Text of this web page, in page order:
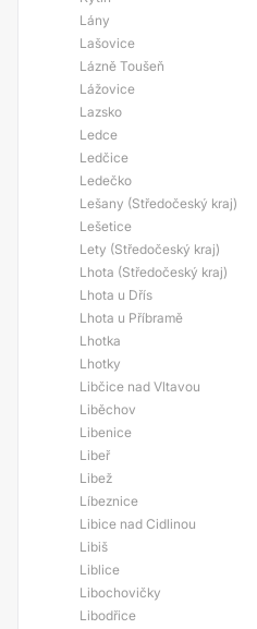
Lány
Lašovice
Lázně Toušeň
Lážovice
Lazsko
Ledce
Ledčice
Ledečko
Lešany (Středočeský kraj)
Lešetice
Lety (Středočeský kraj)
Lhota (Středočeský kraj)
Lhota u Dřís
Lhota u Příbramě
Lhotka
Lhotky
Libčice nad Vltavou
Liběchov
Libenice
Libeř
Libež
Líbeznice
Libice nad Cidlinou
Libiš
Liblice
Libochovičky
Libodřice